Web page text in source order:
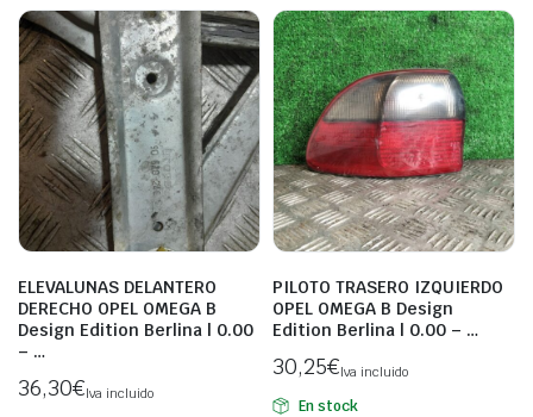
ELEVALUNAS DELANTERO
DERECHO OPEL OMEGA B
Design Edition Berlina | 0.00
– …
36,30€Iva incluido
PILOTO TRASERO IZQUIERDO
OPEL OMEGA B Design
Edition Berlina | 0.00 – …
30,25€Iva incluido
En stock